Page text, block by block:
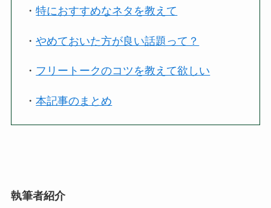
・特におすすめなネタを教えて
・やめておいた方が良い話題って？
・ フリートークのコツを教えて欲しい
・本記事のまとめ
執筆者紹介